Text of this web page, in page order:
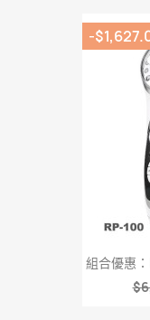
組合優惠
-